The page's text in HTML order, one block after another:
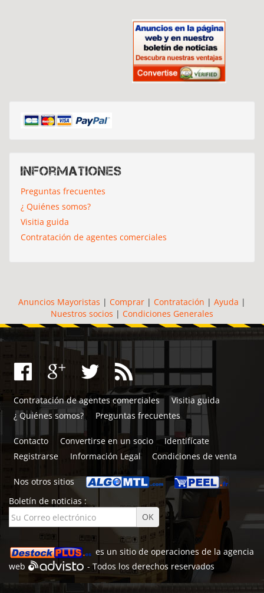
Informationes
Preguntas frecuentes
¿ Quiénes somos?
Visitia guida
Contratación de agentes comerciales
Anuncios Mayoristas | Comprar | Contratación | Ayuda |
Nuestros socios | Condiciones Generales
Contratación de agentes comerciales
Visitia guida
¿ Quiénes somos?
Preguntas frecuentes
Contacto Convertirse en un socio
Identifícate
Registrarse
Información Legal Condiciones de venta
Nos otros sitios
Boletín de noticias :
es un sitio de operaciones de la agencia
web
- Todos los derechos reservados